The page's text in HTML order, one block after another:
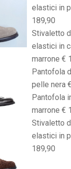
elastici in
189,90
Stivaletto
elastici in
marrone €
Pantofola
pelle nera
Pantofola
marrone €
Stivaletto
elastici in
189,90